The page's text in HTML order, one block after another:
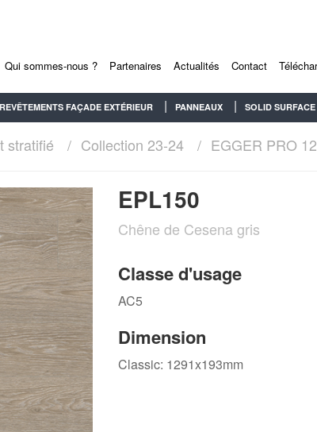
Qui sommes-nous ? Partenaires Actualités Contact
REVÊTEMENTS FAÇADE EXTÉRIEUR PANNEAUX SOLID SURFACE
stratifié Collection 23-24 EGGER PRO
EPL150
Chêne de Cesena gris
Classe d'usage
AC5
Dimension
Classic: 1291x193mm